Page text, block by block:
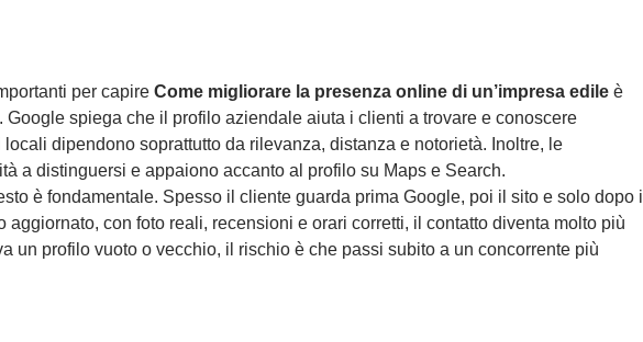
per capire Come migliorare la presenza online di un’impresa edile è
spiega che il profilo aziendale aiuta i clienti a trovare e conoscere
locali dipendono soprattutto da rilevanza, distanza e notorietà. Inoltre, le
a distinguersi e appaiono accanto al profilo su Maps e Search.
è fondamentale. Spesso il cliente guarda prima Google, poi il sito e solo dopo i
aggiornato, con foto reali, recensioni e orari corretti, il contatto diventa molto più
un profilo vuoto o vecchio, il rischio è che passi subito a un concorrente più